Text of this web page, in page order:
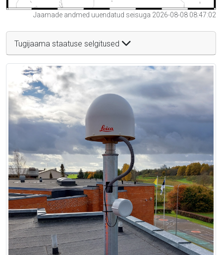
Jaamade andmed uuendatud seisuga 2026-08-08 08:47:02
Tugijaama staatuse selgitused